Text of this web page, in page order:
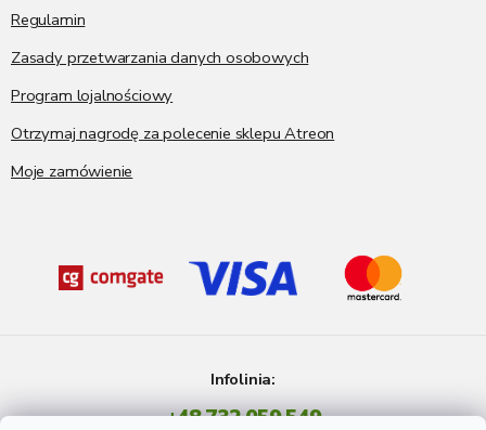
Regulamin
Zasady przetwarzania danych osobowych
Program lojalnościowy
Otrzymaj nagrodę za polecenie sklepu Atreon
Moje zamówienie
Infolinia:
+48 732 059 549